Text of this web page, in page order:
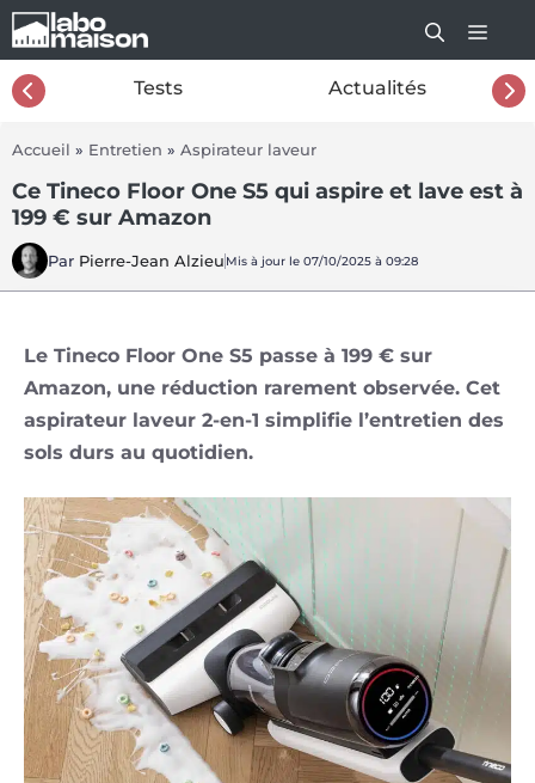
Aller
au
contenu
Tests Actualités
Accueil » Entretien » Aspirateur laveur
Ce Tineco Floor One S5 qui aspire et lave est à
199 € sur Amazon
Par Pierre-Jean Alzieu Mis à jour le 07/10/2025 à 09:28
Le Tineco Floor One S5 passe à 199 € sur
Amazon, une réduction rarement observée. Cet
aspirateur laveur 2-en-1 simplifie l’entretien des
sols durs au quotidien.